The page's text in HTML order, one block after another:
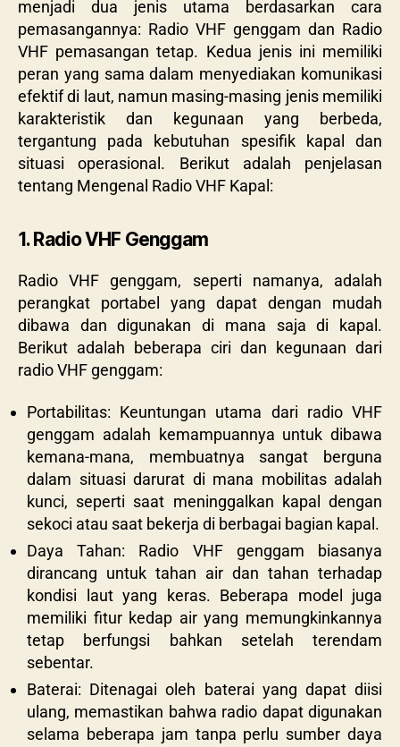
menjadi dua jenis utama berdasarkan cara
pemasangannya: Radio VHF genggam dan Radio
VHF pemasangan tetap. Kedua jenis ini memiliki
peran yang sama dalam menyediakan komunikasi
efektif di laut, namun masing-masing jenis memiliki
karakteristik dan kegunaan yang berbeda,
tergantung pada kebutuhan spesifik kapal dan
situasi operasional. Berikut adalah penjelasan
tentang Mengenal Radio VHF Kapal:
1. Radio VHF Genggam
Radio VHF genggam, seperti namanya, adalah
perangkat portabel yang dapat dengan mudah
dibawa dan digunakan di mana saja di kapal.
Berikut adalah beberapa ciri dan kegunaan dari
radio VHF genggam:
Portabilitas: Keuntungan utama dari radio VHF
genggam adalah kemampuannya untuk dibawa
kemana-mana, membuatnya sangat berguna
dalam situasi darurat di mana mobilitas adalah
kunci, seperti saat meninggalkan kapal dengan
sekoci atau saat bekerja di berbagai bagian kapal.
Daya Tahan: Radio VHF genggam biasanya
dirancang untuk tahan air dan tahan terhadap
kondisi laut yang keras. Beberapa model juga
memiliki fitur kedap air yang memungkinkannya
tetap berfungsi bahkan setelah terendam
sebentar.
Baterai: Ditenagai oleh baterai yang dapat diisi
ulang, memastikan bahwa radio dapat digunakan
selama beberapa jam tanpa perlu sumber daya